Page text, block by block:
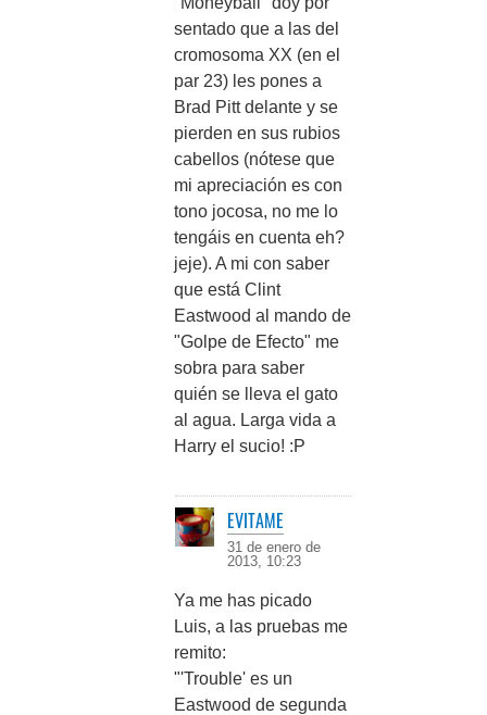
sentado que a las del
cromosoma XX (en el
par 23) les pones a
Brad Pitt delante y se
pierden en sus rubios
cabellos (nótese que
mi apreciación es con
tono jocosa, no me lo
tengáis en cuenta eh?
jeje). A mi con saber
que está Clint
Eastwood al mando de
"Golpe de Efecto" me
sobra para saber
quién se lleva el gato
al agua. Larga vida a
Harry el sucio! :P
EVITAME
31 de enero de
2013, 10:23
Ya me has picado
Luis, a las pruebas me
remito:
"'Trouble' es un
Eastwood de segunda